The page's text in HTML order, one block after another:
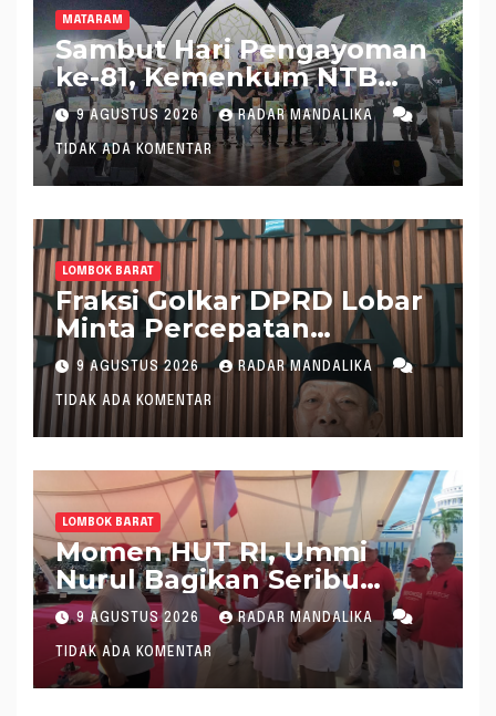
MATARAM
Sambut Hari Pengayoman
ke-81, Kemenkum NTB
Hadirkan Layanan Hukum
di Pantai Ampenan
9 AGUSTUS 2026 RADAR MANDALIKA
TIDAK ADA KOMENTAR
LOMBOK BARAT
Fraksi Golkar DPRD Lobar
Minta Percepatan
Realisasi APBD 2026
9 AGUSTUS 2026 RADAR MANDALIKA
TIDAK ADA KOMENTAR
LOMBOK BARAT
Momen HUT RI, Ummi
Nurul Bagikan Seribu
Bendera RI ke Siswa
Hingga Tokoh
9 AGUSTUS 2026 RADAR MANDALIKA
TIDAK ADA KOMENTAR